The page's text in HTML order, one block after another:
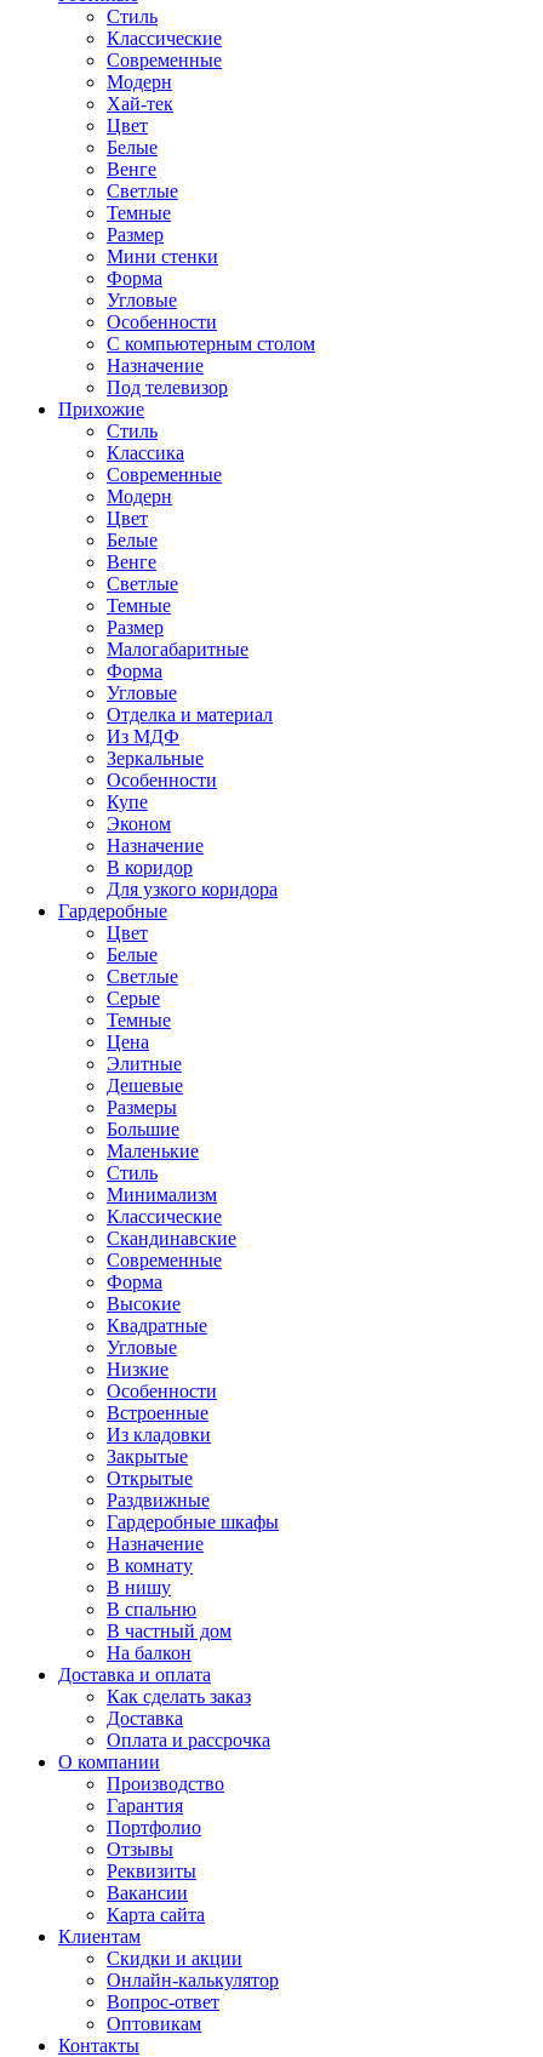
Стиль
Классические
Современные
Модерн
Хай-тек
Цвет
Белые
Венге
Светлые
Темные
Размер
Мини стенки
Форма
Угловые
Особенности
С компьютерным столом
Назначение
Под телевизор
Прихожие
Стиль
Классика
Современные
Модерн
Цвет
Белые
Венге
Светлые
Темные
Размер
Малогабаритные
Форма
Угловые
Отделка и материал
Из МДФ
Зеркальные
Особенности
Купе
Эконом
Назначение
В коридор
Для узкого коридора
Гардеробные
Цвет
Белые
Светлые
Серые
Темные
Цена
Элитные
Дешевые
Размеры
Большие
Маленькие
Стиль
Минимализм
Классические
Скандинавские
Современные
Форма
Высокие
Квадратные
Угловые
Низкие
Особенности
Встроенные
Из кладовки
Закрытые
Открытые
Раздвижные
Гардеробные шкафы
Назначение
В комнату
В нишу
В спальню
В частный дом
На балкон
Доставка и оплата
Как сделать заказ
Доставка
Оплата и рассрочка
О компании
Производство
Гарантия
Портфолио
Отзывы
Реквизиты
Вакансии
Карта сайта
Клиентам
Скидки и акции
Онлайн-калькулятор
Вопрос-ответ
Оптовикам
Контакты